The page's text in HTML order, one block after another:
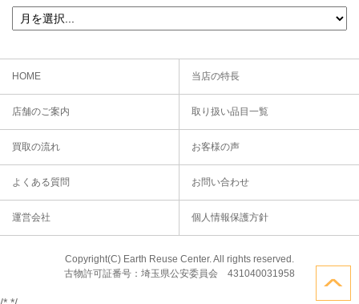
HOME 当店の特長
店舗のご案内 取り扱い品目一覧
買取の流れ お客様の声
よくある質問 お問い合わせ
運営会社 個人情報保護方針
Copyright(C) Earth Reuse Center. All rights reserved.
古物許可証番号：埼玉県公安委員会 431040031958